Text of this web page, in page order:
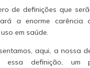
de definições que
a enorme carência
em saúde.
aqui, a nossa
definição, um